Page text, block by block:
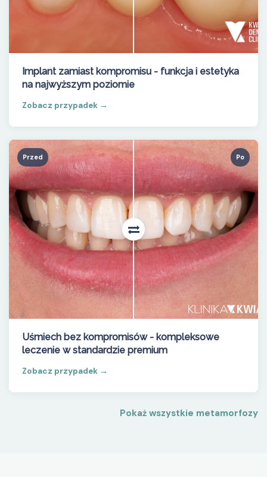
Implant zamiast kompromisu - funkcja i estetyka
na najwyższym poziomie
Zobacz przypadek →
Przed Po
Uśmiech bez kompromisów - kompleksowe
leczenie w standardzie premium
Zobacz przypadek →
Pokaż wszystkie metamorfozy